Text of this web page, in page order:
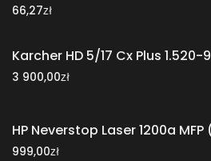
66,27zł
Karcher HD 5/17 Cx Plus 1.520-
3 900,00zł
HP Neverstop Laser 1200a MFP
999,00zł